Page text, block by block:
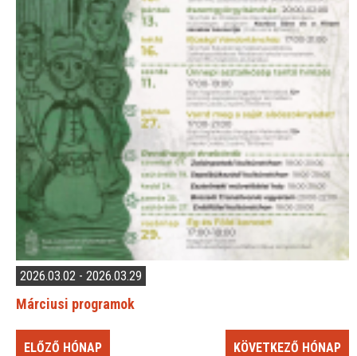
2026.03.02 - 2026.03.29
Márciusi programok
ELŐZŐ HÓNAP KÖVETKEZŐ HÓNAP